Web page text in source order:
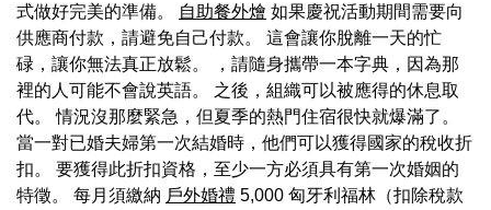
式做好完美的準備。
自助餐外燴 如果慶祝活動期間需要向
供應商付款，請避免自己付款。 這會讓你脫離一天的忙
碌，讓你無法真正放鬆。 ，請隨身攜帶一本字典，因為那
裡的人可能不會說英語。 之後，組織可以被應得的休息取
代。 情況沒那麼緊急，但夏季的熱門住宿很快就爆滿了。
當一對已婚夫婦第一次結婚時，他們可以獲得國家的稅收折
扣。 要獲得此折扣資格，至少一方必須具有第一次婚姻的
特徵。 每月須繳納 戶外婚禮 5,000 匈牙利福林（扣除稅款